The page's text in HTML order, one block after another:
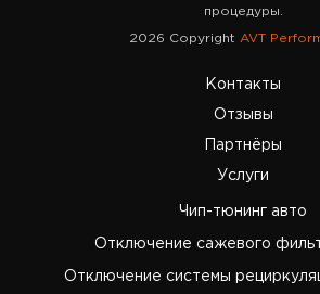
процедуры.
2026 Copyright AVT
Услуги
Чип-тюнинг авто
Отключение сажевого
Отключение системы
Партнёры
Отзывы
Контакты